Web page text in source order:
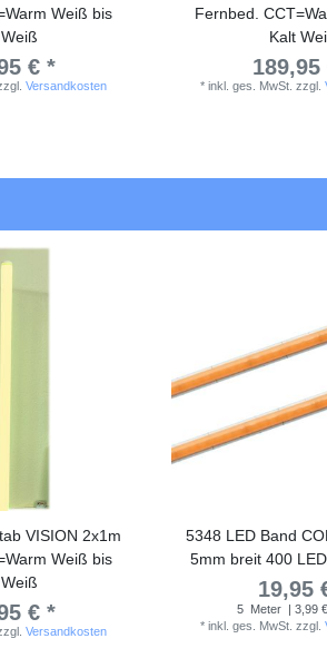
Weiß bis
€ *
Versandkosten
Fernbed.
Kalt
189,95
*inkl. ges. MwSt. zzgl.
VISION 2x1m
Weiß bis
€ *
Versandkosten
5348 LED Band
5mm breit 400
19,95
5 Meter | 3,99
*inkl. ges. MwSt. zzgl.